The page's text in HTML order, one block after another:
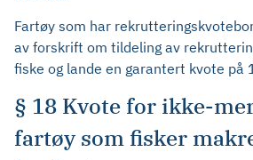
Fartøy som har
av forskrift om tildeling av
fiske og lande en garantert kvote på
§ 18 Kvote for ikke-
fartøy som fisker